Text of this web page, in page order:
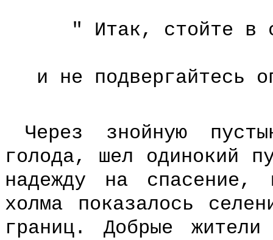
" Итак, стойте в
и не подвергайтесь
Через знойную
голода, шел одинокий
надежду на спасение,
холма показалось
границ. Добрые